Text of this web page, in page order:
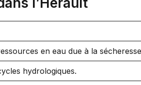
en eau due à la
hydrologiques.